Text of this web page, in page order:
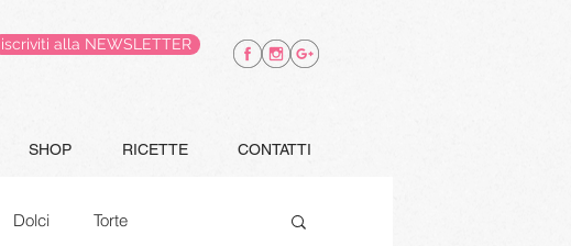
iscriviti alla NEWSLETTER
SHOP RICETTE CONTATTI
Dolci Torte